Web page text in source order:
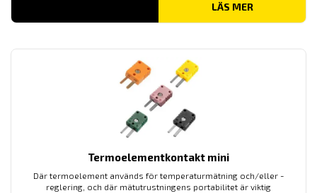
LÄS MER
Termoelementkontakt mini
Där termoelement används för temperaturmätning och/eller -
reglering, och där mätutrustningens portabilitet är viktig